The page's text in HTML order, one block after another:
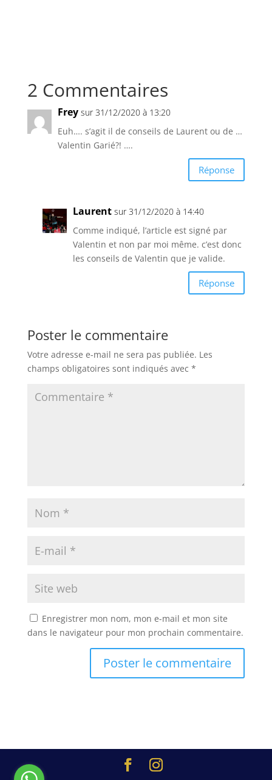
2 Commentaires
Frey sur 31/12/2020 à 13:20
Euh…. s’agit il de conseils de Laurent ou de …
Valentin Garié?! ….
Réponse
Laurent sur 31/12/2020 à 14:40
Comme indiqué, l’article est signé par
Valentin et non par moi même. c’est donc
les conseils de Valentin que je valide.
Réponse
Poster le commentaire
Votre adresse e-mail ne sera pas publiée. Les
champs obligatoires sont indiqués avec *
Enregistrer mon nom, mon e-mail et mon site
dans le navigateur pour mon prochain commentaire.